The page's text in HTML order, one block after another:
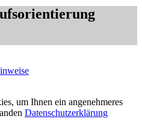
um Ihnen ein angenehmeres
Datenschutzerklärung